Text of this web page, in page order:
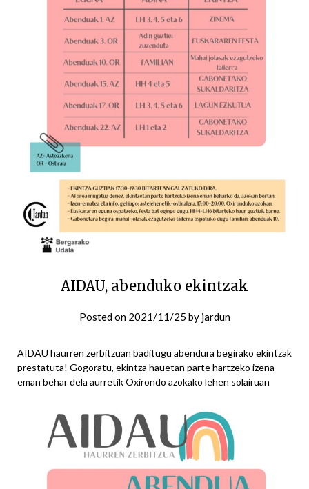
AIDAU, abenduko ekintzak
Posted on 2021/11/25 by jardun
AIDAU haurren zerbitzuan baditugu abendura begirako ekintzak
prestatuta! Gogoratu, ekintza hauetan parte hartzeko izena
eman behar dela aurretik Oxirondo azokako lehen solairuan